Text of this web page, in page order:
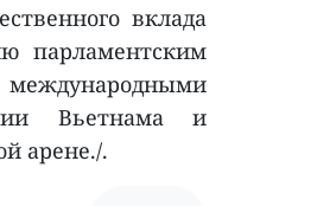
вклада
парламентским
Вьетнама и
арене./.